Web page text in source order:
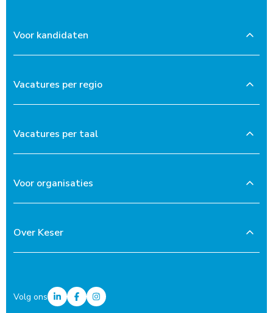
Voor kandidaten
Vacatures per regio
Vacatures per taal
Voor organisaties
Over Keser
Volg ons